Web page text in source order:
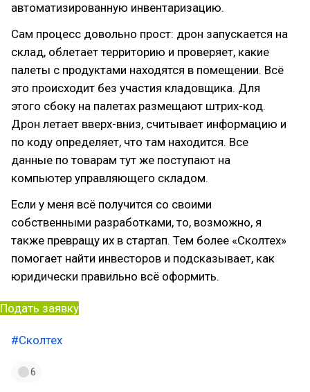
автоматизированную инвентаризацию.
Сам процесс довольно прост: дрон запускается на
склад, облетает территорию и проверяет, какие
палеты с продуктами находятся в помещении. Всё
это происходит без участия кладовщика. Для
этого сбоку на палетах размещают штрих-код.
Дрон летает вверх-вниз, считывает информацию и
по коду определяет, что там находится. Все
данные по товарам тут же поступают на
компьютер управляющего складом.
Если у меня всё получится со своими
собственными разработками, то, возможно, я
также превращу их в стартап. Тем более «Сколтех»
помогает найти инвесторов и подсказывает, как
юридически правильно всё оформить.
Подать заявку
#Сколтех
6